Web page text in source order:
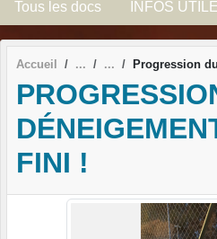
Tous les docs INFOS
Accueil Progression
FINI !